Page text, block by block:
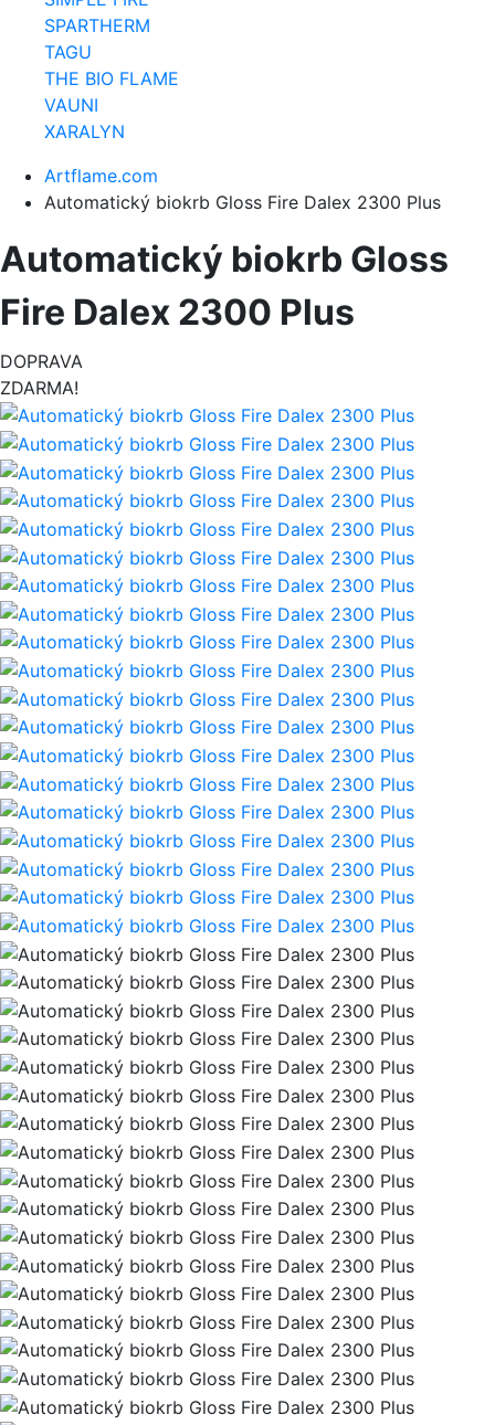
SPARTHERM
TAGU
THE BIO FLAME
VAUNI
XARALYN
Artflame.com
Automatický biokrb Gloss Fire Dalex 2300 Plus
Automatický biokrb Gloss
Fire Dalex 2300 Plus
DOPRAVA
ZDARMA!